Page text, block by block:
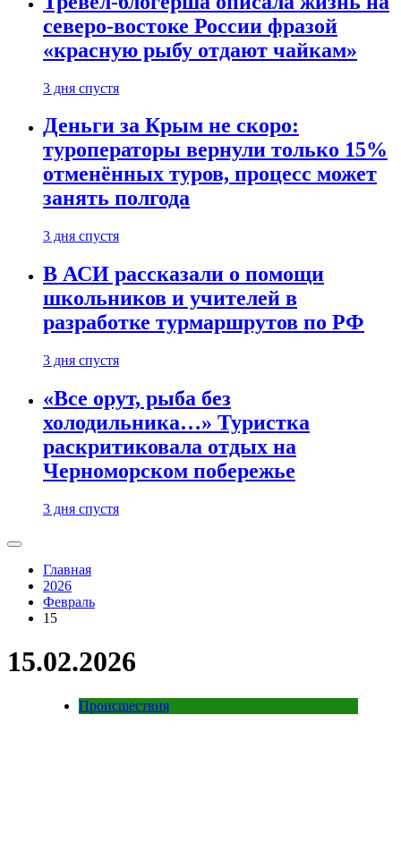
северо-востоке России фразой
«красную рыбу отдают чайкам»
3 дня спустя
Деньги за Крым не скоро:
туроператоры вернули только 15%
отменённых туров, процесс может
занять полгода
3 дня спустя
В АСИ рассказали о помощи
школьников и учителей в
разработке турмаршрутов по РФ
3 дня спустя
«Все орут, рыба без
холодильника…» Туристка
раскритиковала отдых на
Черноморском побережье
3 дня спустя
Главная
2026
Февраль
15
15.02.2026
Происшествия